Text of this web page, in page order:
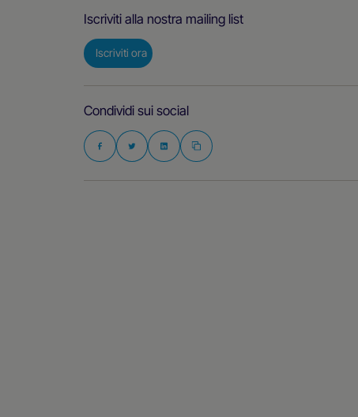
Iscriviti alla nostra mailing list
Iscriviti ora
Condividi sui social